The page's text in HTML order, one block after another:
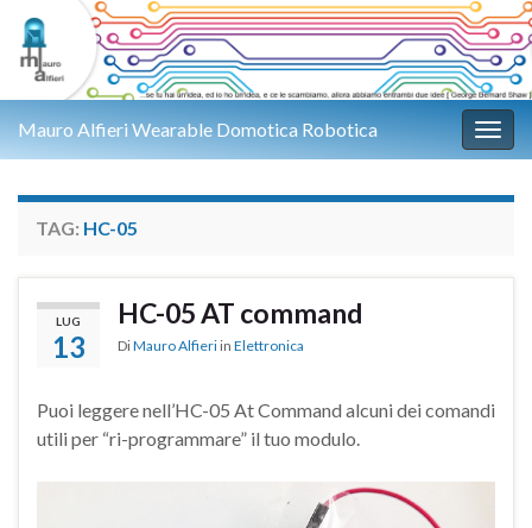
Mauro Alfieri Wearable Domotica Robotica
TAG: HC-05
LUG
13
HC-05 AT command
DiMauro Alfieri in Elettronica
Puoi leggere nell’HC-05 At Command alcuni dei comandi
utili per “ri-programmare” il tuo modulo.